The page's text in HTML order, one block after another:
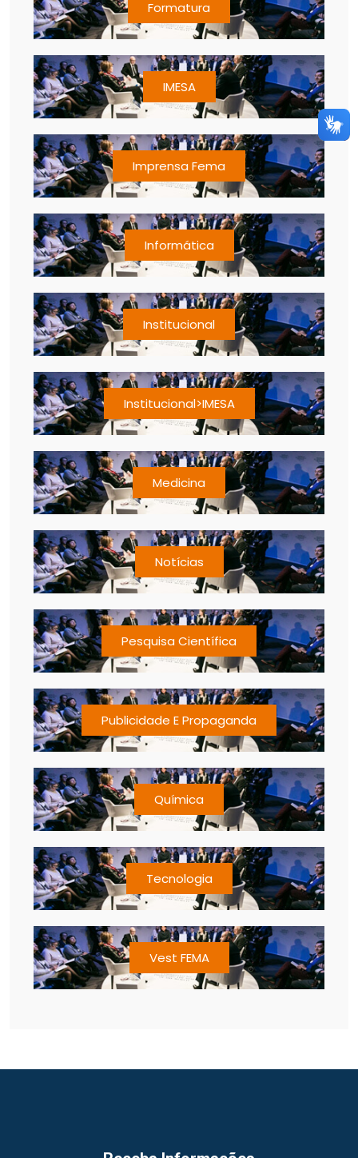
Formatura
IMESA
Imprensa Fema
Informática
Institucional
Institucional>IMESA
Medicina
Notícias
Pesquisa Científica
Publicidade E Propaganda
Química
Tecnologia
Vest FEMA